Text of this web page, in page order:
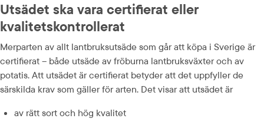
Utsädet ska vara certifierat eller
kvalitetskontrollerat
Merparten av allt lantbruksutsäde som går att köpa i Sverige är
certifierat – både utsäde av fröburna lantbruksväxter och av
potatis. Att utsädet är certifierat betyder att det uppfyller de
särskilda krav som gäller för arten. Det visar att utsädet är
av rätt sort och hög kvalitet